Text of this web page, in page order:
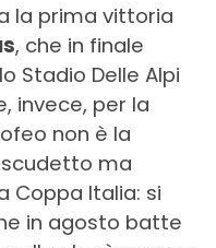
la prima vittoria
, che in finale
Stadio Delle Alpi
invece, per la
non è la
ma
Coppa Italia: si
in agosto batte